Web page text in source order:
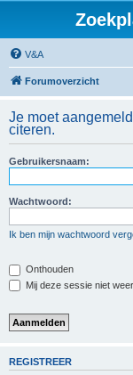
V&A
Forumoverzicht
Je moet
citeren.
Gebruikersnaam:
Wachtwoord:
Ik ben mijn wachtwoord
Onthouden
Mij deze sessie niet
REGISTREER